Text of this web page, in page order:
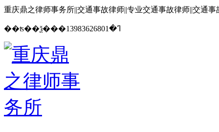
重庆鼎之律师事务所||交通事故律师||专业交通事故律师||交通事
��ʦ��ѯ���ߣ�13983626801